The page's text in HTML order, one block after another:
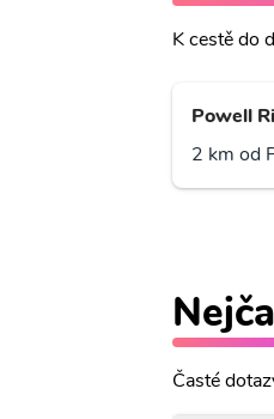
K cestě do
Powell
2 km od
Časté